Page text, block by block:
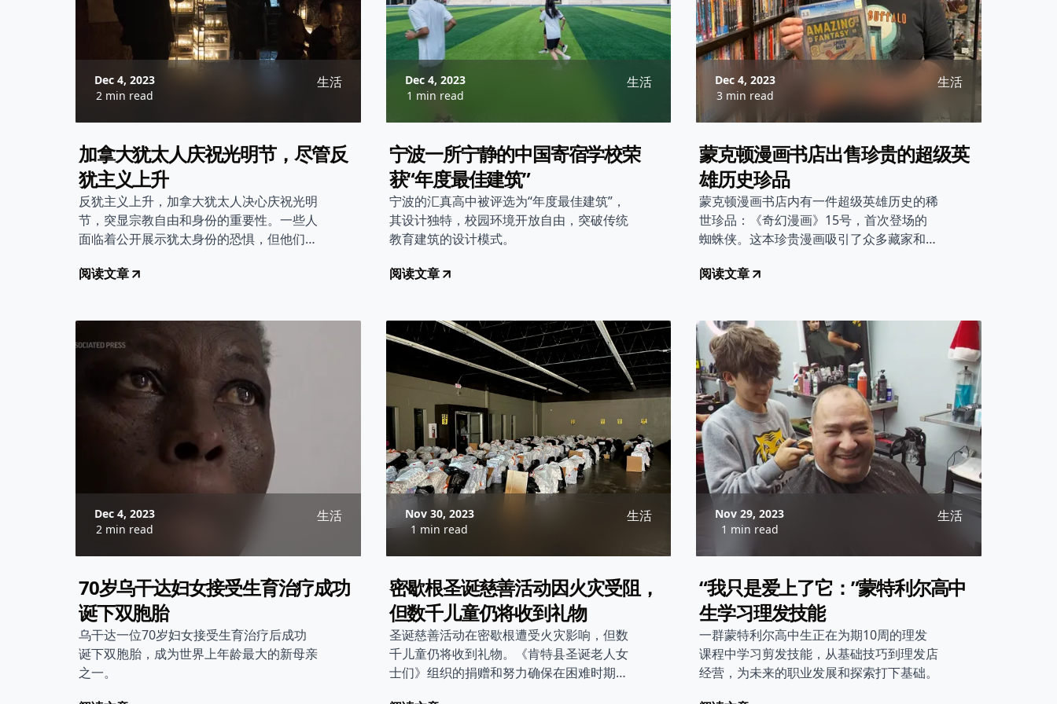
Dec 4, 2023
2 min read
生活
加拿大犹太人庆祝光明节，尽管反
犹主义上升
反犹主义上升，加拿大犹太人决心庆祝光明
节，突显宗教自由和身份的重要性。一些人
面临着公开展示犹太身份的恐惧，但他们强
阅读文章
Dec 4, 2023
1 min read
生活
宁波一所宁静的中国寄宿学校荣
获“年度最佳建筑”
宁波的汇真高中被评选为“年度最佳建筑”，
其设计独特，校园环境开放自由，突破传统
教育建筑的设计模式。
阅读文章
Dec 4, 2023
3 min read
生活
蒙克顿漫画书店出售珍贵的超级英
雄历史珍品
蒙克顿漫画书店内有一件超级英雄历史的稀
世珍品：《奇幻漫画》15号，首次登场的
蜘蛛侠。这本珍贵漫画吸引了众多藏家和漫
阅读文章
Dec 4, 2023
2 min read
生活
70岁乌干达妇女接受生育治疗成功
诞下双胞胎
乌干达一位70岁妇女接受生育治疗后成功
诞下双胞胎，成为世界上年龄最大的新母亲
之一。
Nov 30, 2023
1 min read
生活
密歇根圣诞慈善活动因火灾受阻，
但数千儿童仍将收到礼物
圣诞慈善活动在密歇根遭受火灾影响，但数
千儿童仍将收到礼物。《肯特县圣诞老人女
士们》组织的捐赠和努力确保在困难时期孩
Nov 29, 2023
1 min read
生活
“我只是爱上了它：”蒙特利尔高中
生学习理发技能
一群蒙特利尔高中生正在为期10周的理发
课程中学习剪发技能，从基础技巧到理发店
经营，为未来的职业发展和探索打下基础。